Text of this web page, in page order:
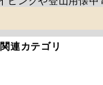
連カテゴリ